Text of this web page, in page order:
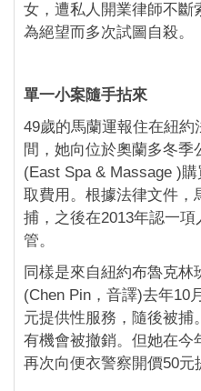
女，遭私人開業律師不斷
為絕望而多次試圖自殺。
單一小案隨手拈來
49歲的馬蘭運報住在紐約
間，她向位於奧蘭多冬
(East Spa & Massage )
取費用。根據法律文件，
捕，之後在2013年認一
管。
同樣是來自紐約布魯克
(Chen Pin，音譯)去年10
元提供性服務，隨後被
有機會被撤銷。但她在今
再次向便衣警察開價50元